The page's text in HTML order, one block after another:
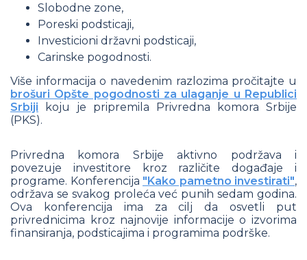
Slobodne zone,
Poreski podsticaji,
Investicioni državni podsticaji,
Carinske pogodnosti.
Više informacija o navedenim razlozima pročitajte u
brošuri Opšte pogodnosti za ulaganje u Republici
Srbiji koju je pripremila Privredna komora Srbije
(PKS).
Privredna komora Srbije aktivno podržava i
povezuje investitore kroz različite događaje i
programe. Konferencija "Kako pametno investirati",
održava se svakog proleća već punih sedam godina.
Ova konferencija ima za cilj da osvetli put
privrednicima kroz najnovije informacije o izvorima
finansiranja, podsticajima i programima podrške.